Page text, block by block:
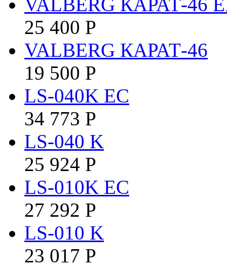
25 400 Р
VALBERG КАРАТ-46
19 500 Р
LS-040K EC
34 773 Р
LS-040 K
25 924 Р
LS-010K EC
27 292 Р
LS-010 K
23 017 Р